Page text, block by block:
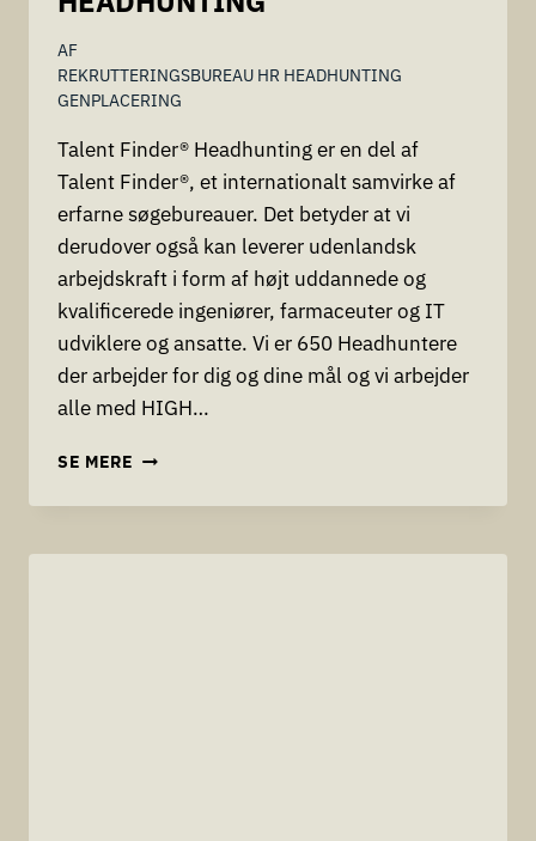
CHEFER
HENHOLDSVIS
AARHUS,
OG
TÅSTRUP
AF
REKRUTTERINGSBUREAU HR HEADHUNTING
GENPLACERING
Talent Finder® Headhunting er en del af
Talent Finder®, et internationalt samvirke af
erfarne søgebureauer. Det betyder at vi
derudover også kan leverer udenlandsk
arbejdskraft i form af højt uddannede og
kvalificerede ingeniører, farmaceuter og IT
udviklere og ansatte. Vi er 650 Headhuntere
der arbejder for dig og dine mål og vi arbejder
alle med HIGH…
SE MERE TALENTFINDER®
RECRUITINGTALENTFINDER®